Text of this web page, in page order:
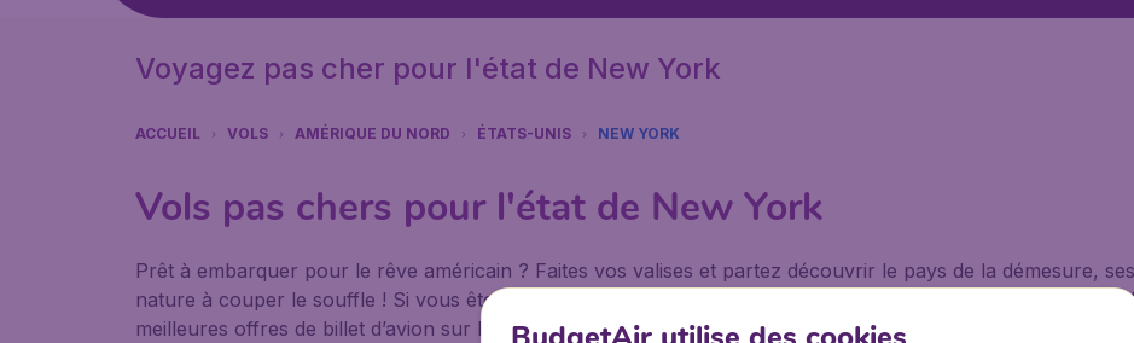
Voyagez pas cher pour l'état de New York
ACCUEIL VOLS AMÉRIQUE DU NORD ÉTATS-UNIS NEW YORK
Vols pas chers pour l'état de New York
Prêt à embarquer pour le rêve américain ? Faites vos valises et partez découvrir le pays de la démesure,
nature à couper le souffle ! Si vous êtes à la recherche d’un vol pas cher pour l'état de New York, ne
meilleures offres de billet d’avion sur BudgetAir.fr.